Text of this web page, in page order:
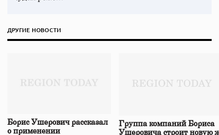
ДРУГИЕ НОВОСТИ
Борис Ушерович рассказал
о применении
Группа компаний Бориса
Ушеровича строит новую